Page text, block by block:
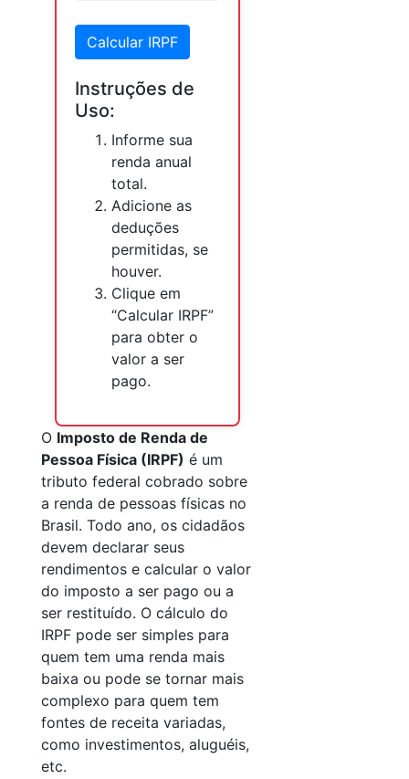
Calcular IRPF
Instruções de
Uso:
Informe sua
renda anual
total.
Adicione as
deduções
permitidas, se
houver.
Clique em
“Calcular IRPF”
para obter o
valor a ser
pago.
O Imposto de Renda de
Pessoa Física (IRPF) é um
tributo federal cobrado sobre
a renda de pessoas físicas no
Brasil. Todo ano, os cidadãos
devem declarar seus
rendimentos e calcular o valor
do imposto a ser pago ou a
ser restituído. O cálculo do
IRPF pode ser simples para
quem tem uma renda mais
baixa ou pode se tornar mais
complexo para quem tem
fontes de receita variadas,
como investimentos, aluguéis,
etc.